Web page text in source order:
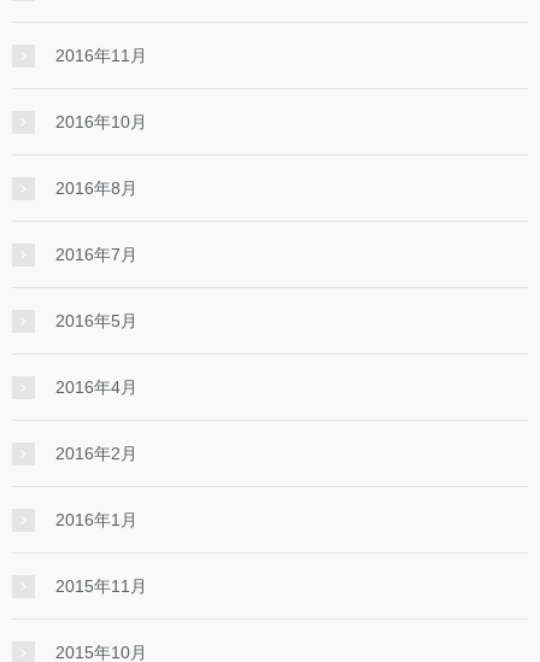
2016年11月
2016年10月
2016年8月
2016年7月
2016年5月
2016年4月
2016年2月
2016年1月
2015年11月
2015年10月